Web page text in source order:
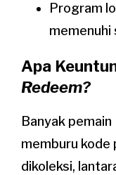
Program
memenuhi
Apa
Redeem?
Banyak
memburu kode
dikoleksi,